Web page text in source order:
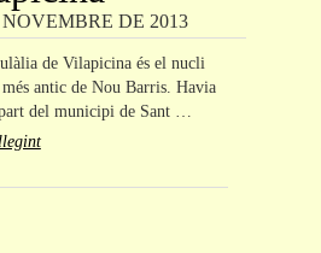
NOVEMBRE DE 2013
de Vilapicina és el nucli
antic de Nou Barris. Havia
del municipi de Sant …